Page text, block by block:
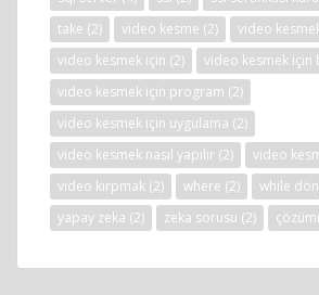
take (2) video kesme (2) video
video kesmek için (2) video kesmek
video kesmek için program (2)
video kesmek için uygulama (2)
video kesmek nasıl yapılır (2) video
video kırpmak (2) where (2) while
yapay zeka (2) zeka sorusu (2)